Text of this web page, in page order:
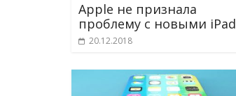
Apple не признала
проблему с новыми iPad
20.12.2018